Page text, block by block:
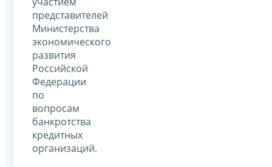
представителей
Министерства
экономического
развития
Российской
Федерации
по
вопросам
банкротства
кредитных
организаций.